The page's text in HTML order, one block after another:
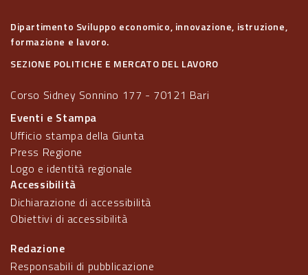
Dipartimento Sviluppo economico, innovazione, istruzione,
formazione e lavoro.
SEZIONE POLITICHE E MERCATO DEL LAVORO
Corso Sidney Sonnino 177 - 70121 Bari
Eventi e Stampa
Ufficio stampa della Giunta
Press Regione
Logo e identità regionale
Accessibilità
Dichiarazione di accessibilità
Obiettivi di accessibilità
Redazione
Responsabili di pubblicazione